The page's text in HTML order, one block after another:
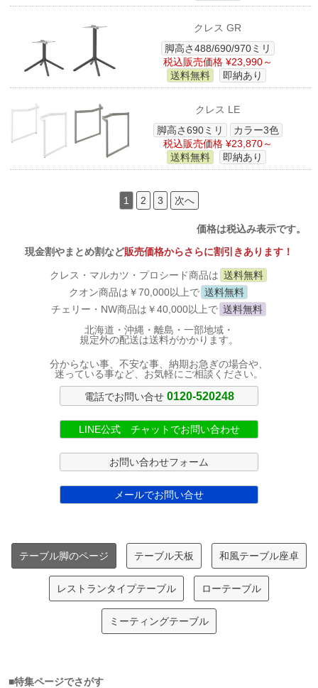
クレス GR
脚高さ488/690/970ミリ
税込販売価格 ¥23,990～
送料無料
即納あり
クレス LE
脚高さ690ミリ
カラー3色
税込販売価格 ¥23,870～
送料無料
即納あり
1 2 3 次へ
価格は税込み表示です。
現金割やまとめ割など販売価格からさらに割引きあります！
クレス・マルカツ・プロシード商品は 送料無料
クオン商品は￥70,000以上で 送料無料
チェリー・NW商品は￥40,000以上で 送料無料
北海道・沖縄・離島・一部地域・
規定外の配送は送料がかかります。
分からない事、不安な事、納期お急ぎの場合や、
迷っている事など、お気軽にご相談ください。
電話でお問い合せ 0120-520248
LINE公式 チャットでお問い合わせ
お問い合わせフォーム
メールでお問い合せ
テーブル脚のページ テーブル天板 和風テーブル座卓
レストランタイプテーブル ローテーブル
ミーティングテーブル
■特集ページでさがす